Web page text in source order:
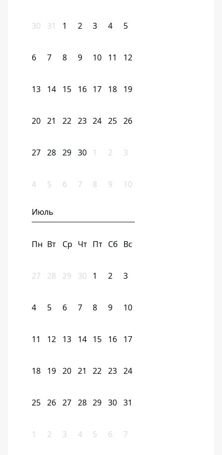
30 31 1 2 3 4 5
6 7 8 9 10 11 12
13 14 15 16 17 18 19
20 21 22 23 24 25 26
27 28 29 30 1 2 3
4 5 6 7 8 9 10
Июль
Пн Вт Ср Чт Пт Сб Вс
27 28 29 30 1 2 3
4 5 6 7 8 9 10
11 12 13 14 15 16 17
18 19 20 21 22 23 24
25 26 27 28 29 30 31
1 2 3 4 5 6 7